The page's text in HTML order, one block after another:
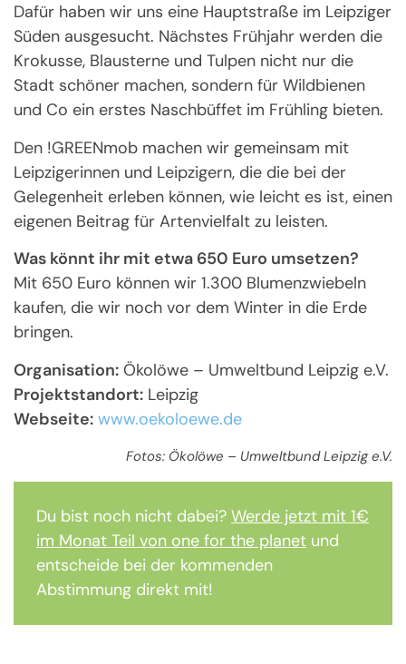
Dafür haben wir uns eine Hauptstraße im Leipziger
Süden ausgesucht. Nächstes Frühjahr werden die
Krokusse, Blausterne und Tulpen nicht nur die
Stadt schöner machen, sondern für Wildbienen
und Co ein erstes Naschbüffet im Frühling bieten.
Den !GREENmob machen wir gemeinsam mit
Leipzigerinnen und Leipzigern, die die bei der
Gelegenheit erleben können, wie leicht es ist, einen
eigenen Beitrag für Artenvielfalt zu leisten.
Was könnt ihr mit etwa 650 Euro umsetzen?
Mit 650 Euro können wir 1.300 Blumenzwiebeln
kaufen, die wir noch vor dem Winter in die Erde
bringen.
Organisation: Ökolöwe – Umweltbund Leipzig e.V.
Projektstandort: Leipzig
Webseite: www.oekoloewe.de
Fotos: Ökolöwe – Umweltbund Leipzig e.V.
Du bist noch nicht dabei? Werde jetzt mit 1€
im Monat Teil von one for the planet und
entscheide bei der kommenden
Abstimmung direkt mit!